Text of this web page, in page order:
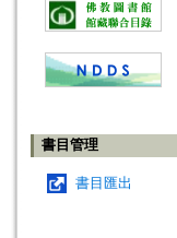
書目管理
書目匯出